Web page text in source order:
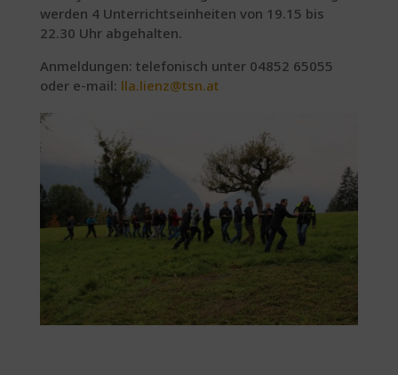
werden 4 Unterrichtseinheiten von 19.15 bis
22.30 Uhr abgehalten.
Anmeldungen: telefonisch unter 04852 65055
oder e-mail: lla.lienz@tsn.at